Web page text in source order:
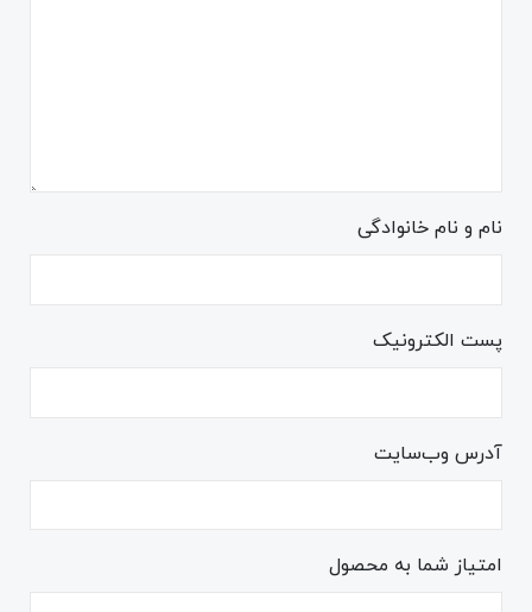
نام و نام خانوادگی
پست الکترونیک
آدرس وب‌سایت
امتیاز شما به محصول